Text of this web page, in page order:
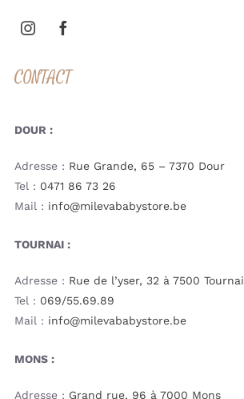
CONTACT
DOUR :
Adresse : Rue Grande, 65 – 7370 Dour
Tel : 0471 86 73 26
Mail : info@milevababystore.be
TOURNAI :
Adresse : Rue de l’yser, 32 à 7500 Tournai
Tel : 069/55.69.89
Mail : info@milevababystore.be
MONS :
Adresse : Grand rue, 96 à 7000 Mons